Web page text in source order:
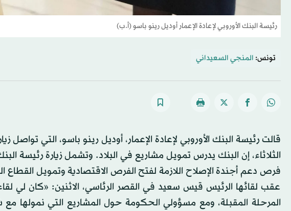
رئيسة البنك الأوروبي لإعادة الإعمار أوديل رينو باسو (أ.ب)
تونس: المنجي السعيداني
قالت رئيسة البنك الأوروبي لإعادة الإعمار، أوديل رينو باسو، التي تواصل
الثلاثاء، إن البنك يدرس تمويل مشاريع في البلاد. وتشمل زيارة رئيسة
فرص دعم أجندة الإصلاح اللازمة لفتح الفرص الاقتصادية وتمويل
عقب لقائها الرئيس قيس سعيد في القصر الرئاسي، الاثنين: «كان لي
المرحلة المقبلة، ومع مسؤولي الحكومة حول المشاريع التي نمولها مع